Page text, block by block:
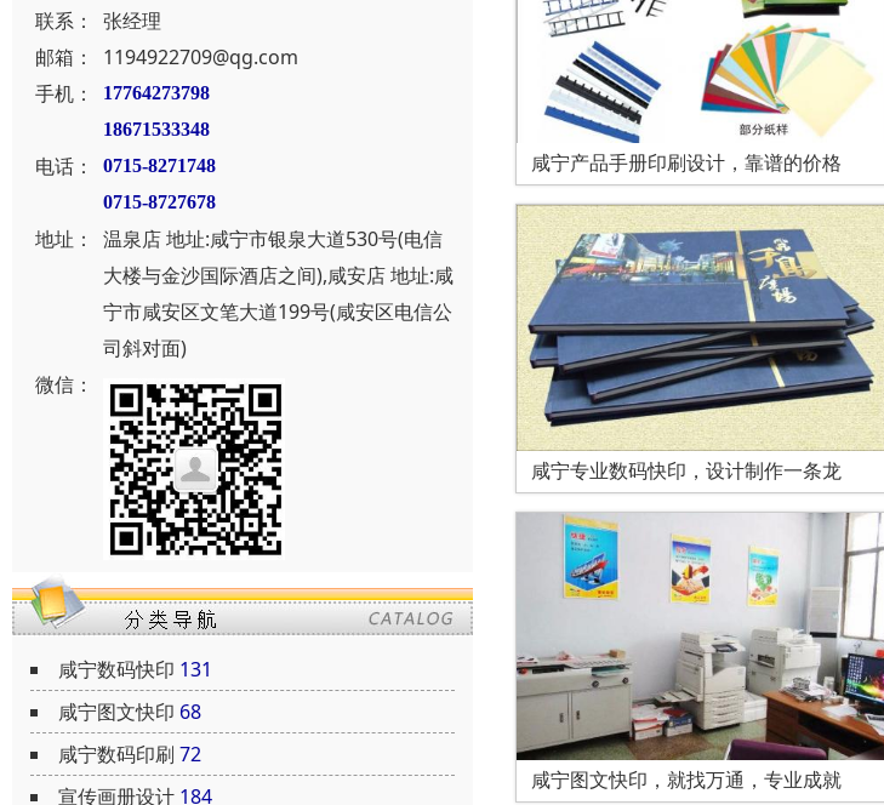
联系：
张经理
邮箱：
1194922709@qg.com
手机：
17764273798
18671533348
电话：
0715-8271748
0715-8727678
地址：
温泉店 地址:咸宁市银泉大道530号(电信
大楼与金沙国际酒店之间),咸安店 地址:咸
宁市咸安区文笔大道199号(咸安区电信公
司斜对面)
微信：
咸宁数码快印 131
咸宁图文快印 68
咸宁数码印刷 72
宣传画册设计 184
咸宁产品手册印刷设计，靠谱的价格
咸宁专业数码快印，设计制作一条龙
咸宁图文快印，就找万通，专业成就